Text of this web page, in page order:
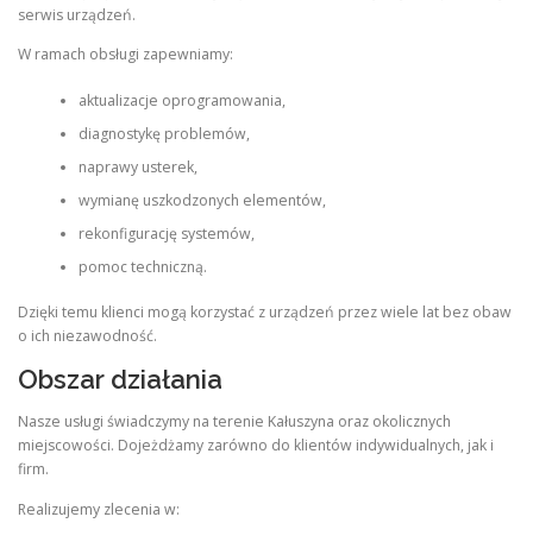
serwis urządzeń.
W ramach obsługi zapewniamy:
aktualizacje oprogramowania,
diagnostykę problemów,
naprawy usterek,
wymianę uszkodzonych elementów,
rekonfigurację systemów,
pomoc techniczną.
Dzięki temu klienci mogą korzystać z urządzeń przez wiele lat bez obaw
o ich niezawodność.
Obszar działania
Nasze usługi świadczymy na terenie Kałuszyna oraz okolicznych
miejscowości. Dojeżdżamy zarówno do klientów indywidualnych, jak i
firm.
Realizujemy zlecenia w: